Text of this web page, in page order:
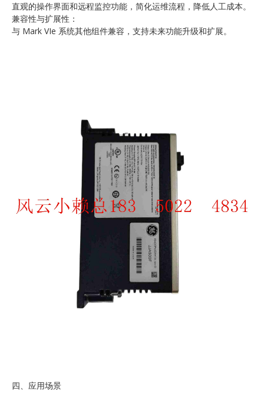
直观的操作界面和远程监控功能，简化运维流程，降低人工成本。
兼容性与扩展性：
与 Mark VIe 系统其他组件兼容，支持未来功能升级和扩展。
四、应用场景